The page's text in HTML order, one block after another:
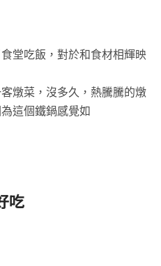
堂吃飯，對於和食材相輝映
燉菜，沒多久，熱騰騰的燉
這個鐵鍋感覺如
吃